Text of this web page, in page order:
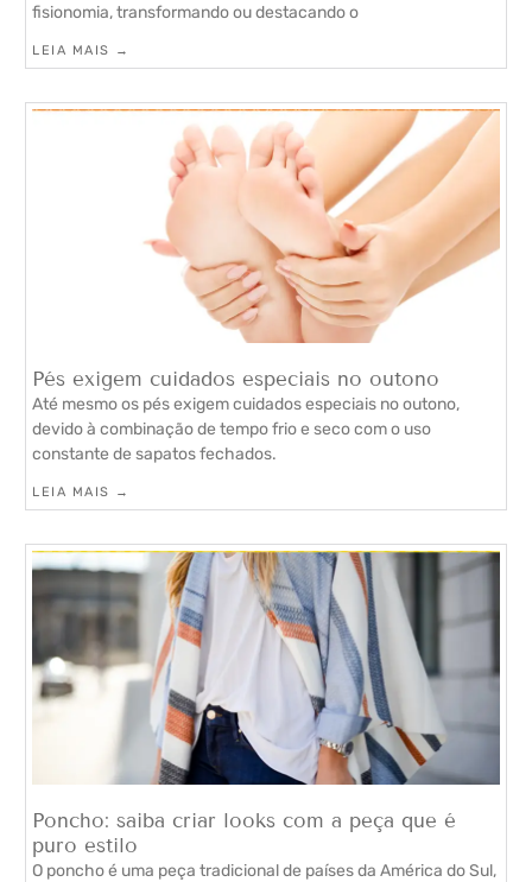
fisionomia, transformando ou destacando o
LEIA MAIS →
Pés exigem cuidados especiais no outono
Até mesmo os pés exigem cuidados especiais no outono,
devido à combinação de tempo frio e seco com o uso
constante de sapatos fechados.
LEIA MAIS →
Poncho: saiba criar looks com a peça que é
puro estilo
O poncho é uma peça tradicional de países da América do Sul,